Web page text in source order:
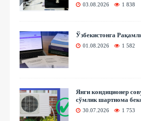
03.08.2026 1 838
Ўзбекистонга
01.08.2026 1 582
Янги кондиционер
сўмлик шартнома
30.07.2026 1 753